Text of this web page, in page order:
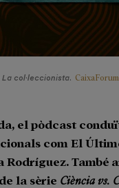
La col·leccionista.
el pòdcast
com El
També
la sèrie Ciència vs.